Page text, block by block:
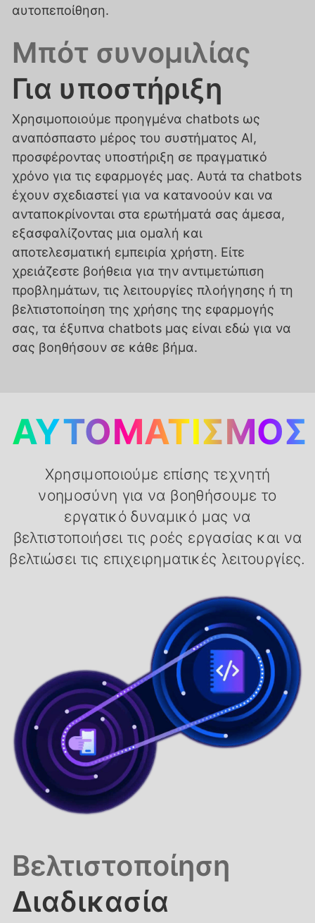
αυτοπεποίθηση.
Μπότ συνομιλίας
Για υποστήριξη
Χρησιμοποιούμε προηγμένα chatbots ως
αναπόσπαστο μέρος του συστήματος AI,
προσφέροντας υποστήριξη σε πραγματικό
χρόνο για τις εφαρμογές μας. Αυτά τα chatbots
έχουν σχεδιαστεί για να κατανοούν και να
ανταποκρίνονται στα ερωτήματά σας άμεσα,
εξασφαλίζοντας μια ομαλή και
αποτελεσματική εμπειρία χρήστη. Είτε
χρειάζεστε βοήθεια για την αντιμετώπιση
προβλημάτων, τις λειτουργίες πλοήγησης ή τη
βελτιστοποίηση της χρήσης της εφαρμογής
σας, τα έξυπνα chatbots μας είναι εδώ για να
σας βοηθήσουν σε κάθε βήμα.
ΑΥΤΟΜΑΤΙΣΜΌΣ
Χρησιμοποιούμε επίσης τεχνητή
νοημοσύνη για να βοηθήσουμε το
εργατικό δυναμικό μας να
βελτιστοποιήσει τις ροές εργασίας και να
βελτιώσει τις επιχειρηματικές λειτουργίες.
Βελτιστοποίηση
Διαδικασία